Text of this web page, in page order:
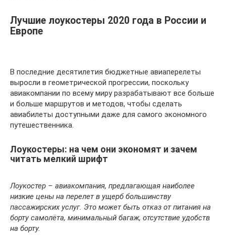
Лучшие лоукостеры 2020 года в России и
Европе
В последние десятилетия бюджетные авиаперелеты
выросли в геометрической прогрессии, поскольку
авиакомпании по всему миру разрабатывают все больше
и больше маршрутов и методов, чтобы сделать
авиабилеты доступными даже для самого экономного
путешественника.
Лоукостеры: на чем они экономят и зачем
читать мелкий шрифт
Лоукостер – авиакомпания, предлагающая наиболее
низкие цены на перелет в ущерб большинству
пассажирских услуг. Это может быть отказ от питания на
борту самолёта, минимальный багаж, отсутствие удобств
на борту.